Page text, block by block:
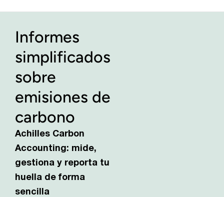
Informes
simplificados
sobre
emisiones de
carbono
Achilles Carbon
Accounting: mide,
gestiona y reporta tu
huella de forma
sencilla